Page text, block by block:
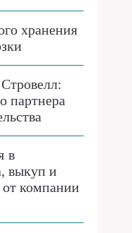
хранения
партнера
в
выкуп и
компании